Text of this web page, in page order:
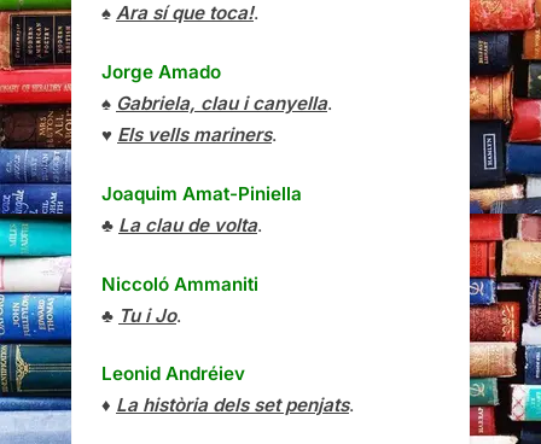
♠ Ara sí que toca!.
Jorge Amado
♠ Gabriela, clau i canyella.
♥ Els vells mariners.
Joaquim Amat-Piniella
♣ La clau de volta.
Niccoló Ammaniti
♣ Tu i Jo.
Leonid Andréiev
♦ La història dels set penjats.